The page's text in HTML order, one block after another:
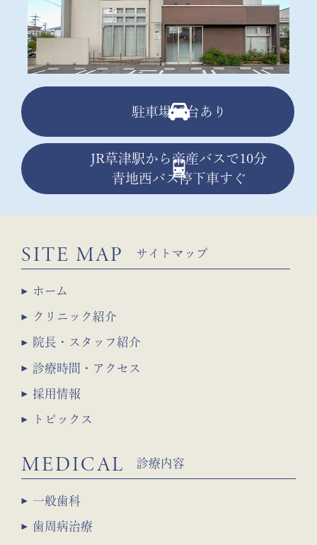
駐車場13台あり
JR草津駅から帝産バスで10分
青地西バス停下車すぐ
SITE MAP サイトマップ
ホーム
クリニック紹介
院長・スタッフ紹介
診療時間・アクセス
採用情報
トピックス
MEDICAL 診療内容
一般歯科
歯周病治療